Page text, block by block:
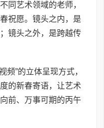
同艺术领域的老师，
祝愿。镜头之内，是
镜头之外，是跨越传
频”的立体呈现方式，
的新春寄语，让艺术
前、万事可期的丙午